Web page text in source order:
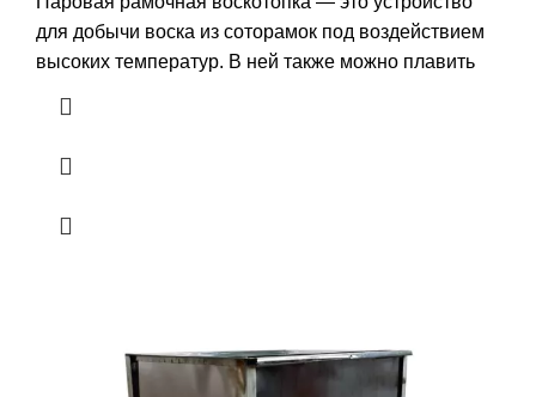
для добычи воска из соторамок под воздействием
высоких температур. В ней также можно плавить